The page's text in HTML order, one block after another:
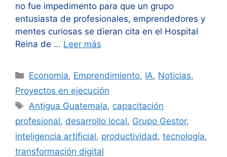
no fue impedimento para que un grupo
entusiasta de profesionales, emprendedores y
mentes curiosas se dieran cita en el Hospital
Reina de … Leer más
Categorías
Economia, Emprendimiento, IA, Noticias,
Proyectos en ejecución
Etiquetas
Antigua Guatemala, capacitación
profesional, desarrollo local, Grupo Gestor,
inteligencia artificial, productividad , tecnología,
transformación digital